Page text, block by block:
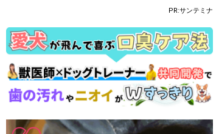
PR:サンテミナ